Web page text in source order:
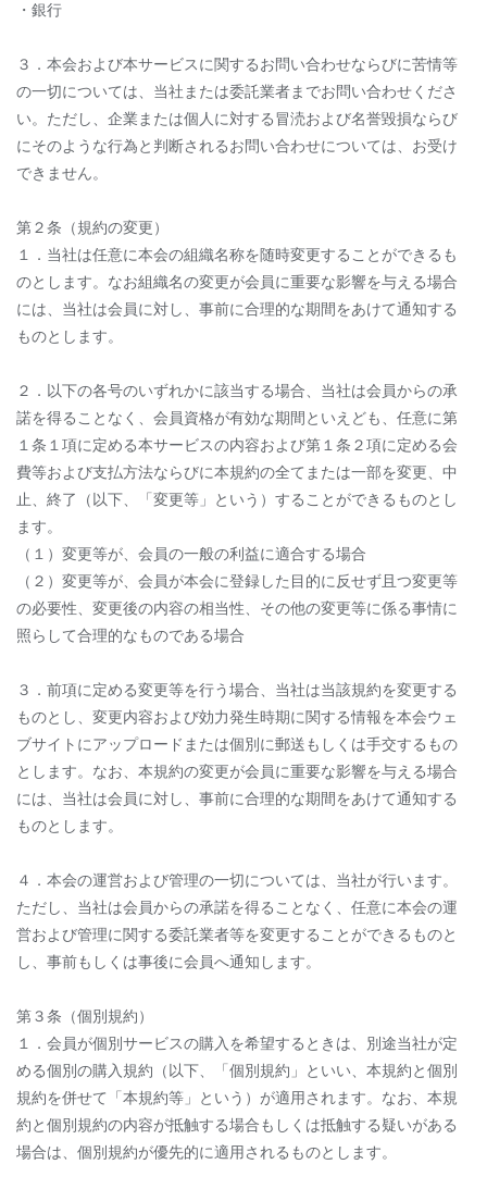
・銀行
３．本会および本サービスに関するお問い合わせならびに苦情等
の一切については、当社または委託業者までお問い合わせくださ
い。ただし、企業または個人に対する冒涜および名誉毀損ならび
にそのような行為と判断されるお問い合わせについては、お受け
できません。
第２条（規約の変更）
１．当社は任意に本会の組織名称を随時変更することができるも
のとします。なお組織名の変更が会員に重要な影響を与える場合
には、当社は会員に対し、事前に合理的な期間をあけて通知する
ものとします。
２．以下の各号のいずれかに該当する場合、当社は会員からの承
諾を得ることなく、会員資格が有効な期間といえども、任意に第
１条１項に定める本サービスの内容および第１条２項に定める会
費等および支払方法ならびに本規約の全てまたは一部を変更、中
止、終了（以下、「変更等」という）することができるものとし
ます。
（１）変更等が、会員の一般の利益に適合する場合
（２）変更等が、会員が本会に登録した目的に反せず且つ変更等
の必要性、変更後の内容の相当性、その他の変更等に係る事情に
照らして合理的なものである場合
３．前項に定める変更等を行う場合、当社は当該規約を変更する
ものとし、変更内容および効力発生時期に関する情報を本会ウェ
ブサイトにアップロードまたは個別に郵送もしくは手交するもの
とします。なお、本規約の変更が会員に重要な影響を与える場合
には、当社は会員に対し、事前に合理的な期間をあけて通知する
ものとします。
４．本会の運営および管理の一切については、当社が行います。
ただし、当社は会員からの承諾を得ることなく、任意に本会の運
営および管理に関する委託業者等を変更することができるものと
し、事前もしくは事後に会員へ通知します。
第３条（個別規約）
１．会員が個別サービスの購入を希望するときは、別途当社が定
める個別の購入規約（以下、「個別規約」といい、本規約と個別
規約を併せて「本規約等」という）が適用されます。なお、本規
約と個別規約の内容が抵触する場合もしくは抵触する疑いがある
場合は、個別規約が優先的に適用されるものとします。